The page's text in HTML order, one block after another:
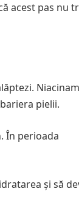
acest pas nu
pielii.
În perioada
și să